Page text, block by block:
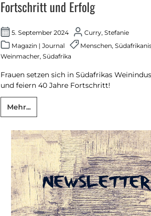
Fortschritt und Erfolg
5. September 2024
Curry, Stefanie
Magazin| Journal Menschen,
Weinmacher, Südafrika
Frauen setzen sich in Südafrikas
und feiern 40 Jahre Fortschritt!
Mehr...